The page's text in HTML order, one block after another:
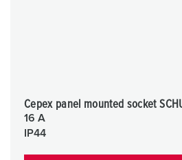
Cepex panel mounted socket
16 A
IP44